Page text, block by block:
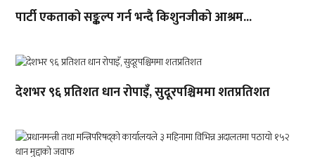
पार्टी एकताको सङ्कल्प गर्न भन्दै किशुनजीको आश्रम...
देशभर ९६ प्रतिशत धान रोपाइँ, सुदूरपश्चिममा शतप्रतिशत